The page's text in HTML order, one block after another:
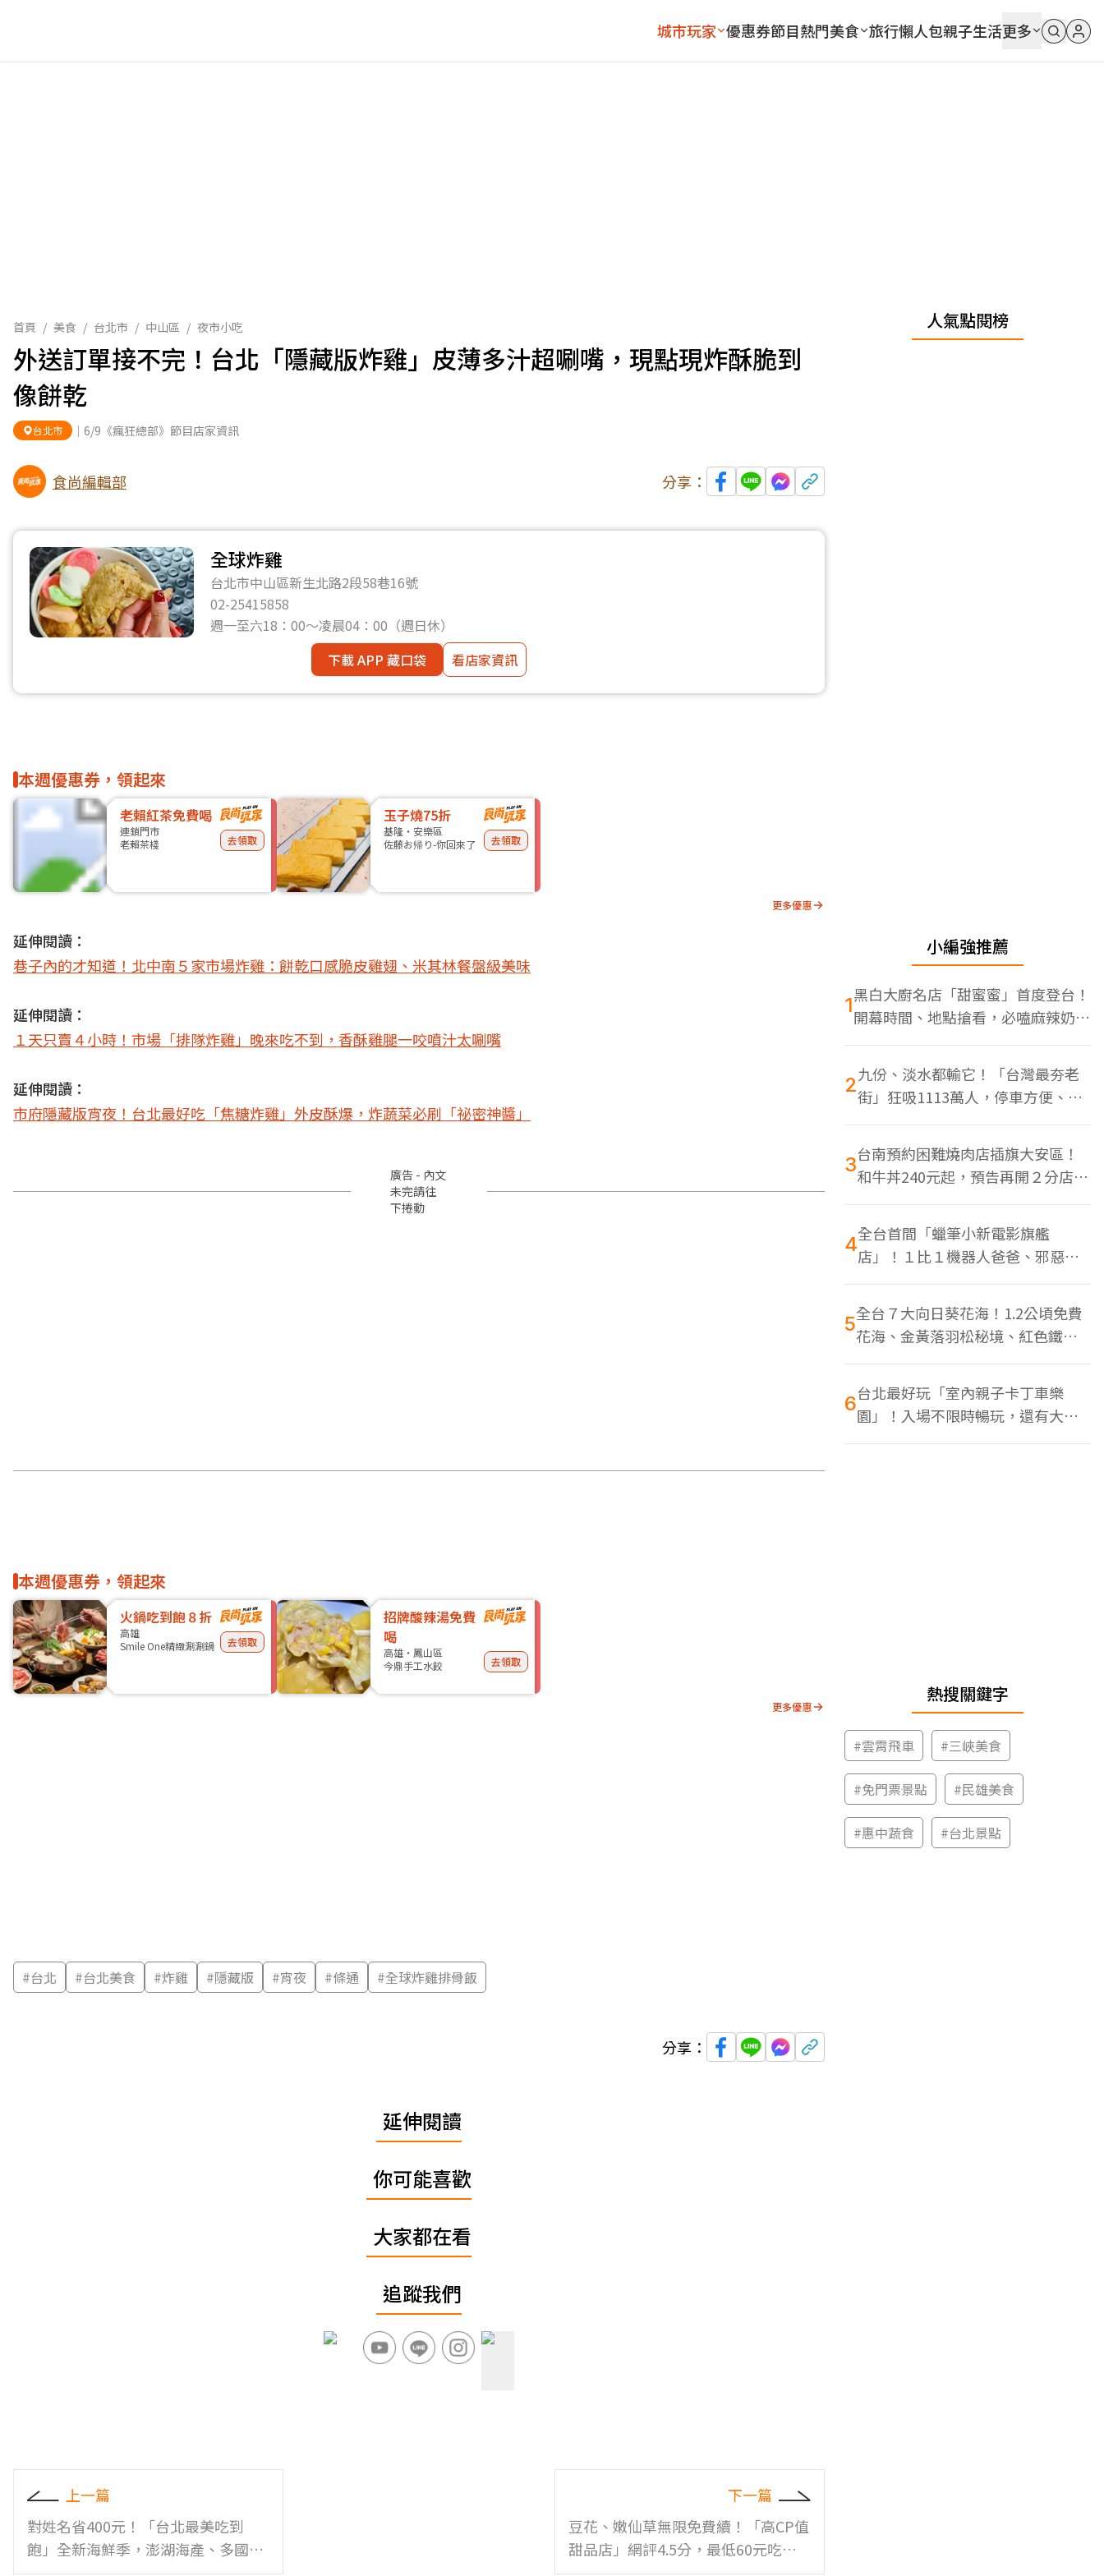
城市玩家 優惠券節目熱門美食 旅行懶人包親子生活更多
首頁 / 美食 / 台北市 / 中山區 / 夜市小吃
外送訂單接不完！台北「隱藏版炸雞」皮薄多汁超唰嘴，現點現炸酥脆到
像餅乾
台北市 ｜6/9《瘋狂總部》節目店家資訊
食尚編輯部 分享：
全球炸雞
台北市中山區新生北路2段58巷16號
02-25415858
週一至六18：00～凌晨04：00（週日休）
下載 APP 藏口袋
看店家資訊
本週優惠券，領起來
老賴紅茶免費喝
連鎖門市
老賴茶棧
去領取
玉子燒75折
基隆・安樂區
佐藤お帰り-你回來了
去領取
更多優惠
延伸閱讀：
巷子內的才知道！北中南５家市場炸雞：餅乾口感脆皮雞翅、米其林餐盤級美味
延伸閱讀：
１天只賣４小時！市場「排隊炸雞」晚來吃不到，香酥雞腿一咬噴汁太唰嘴
延伸閱讀：
市府隱藏版宵夜！台北最好吃「焦糖炸雞」外皮酥爆，炸蔬菜必刷「祕密神醬」
廣告 - 內文
未完請往
下捲動
本週優惠券，領起來
火鍋吃到飽８折
高雄
Smile One精緻涮涮鍋
去領取
招牌酸辣湯免費
喝
高雄・鳳山區
今鼎手工水餃
去領取
更多優惠
#台北 #台北美食 #炸雞 #隱藏版 #宵夜 #條通 #全球炸雞排骨飯
分享：
延伸閱讀
你可能喜歡
大家都在看
追蹤我們
上一篇
對姓名省400元！「台北最美吃到
飽」全新海鮮季，澎湖海產、多國料
下一篇
豆花、嫩仙草無限免費續！「高CP值
甜品店」網評4.5分，最低60元吃到
人氣點閱榜
小編強推薦
1黑白大廚名店「甜蜜蜜」首度登台！
開幕時間、地點搶看，必嗑麻辣奶油
蝦
2九份、淡水都輸它！「台灣最夯老
街」狂吸1113萬人，停車方便、特
色美食多
3台南預約困難燒肉店插旗大安區！
和牛丼240元起，預告再開２分店、
地點曝光
4全台首間「蠟筆小新電影旗艦
店」！１比１機器人爸爸、邪惡正
男，百款周邊買翻
5全台７大向日葵花海！1.2公頃免費
花海、金黃落羽松秘境、紅色鐵橋
同框
6台北最好玩「室內親子卡丁車樂
園」！入場不限時暢玩，還有大螢
幕Switch遊戲區
熱搜關鍵字
#雲霄飛車 #三峽美食
#免門票景點 #民雄美食
#惠中蔬食 #台北景點